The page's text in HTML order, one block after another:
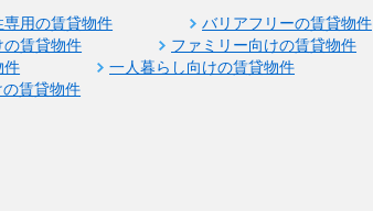
用の賃貸物件
バリアフリーの賃貸物件
の賃貸物件 ファミリー向けの賃貸物件
件
一人暮らし向けの賃貸物件
賃貸物件